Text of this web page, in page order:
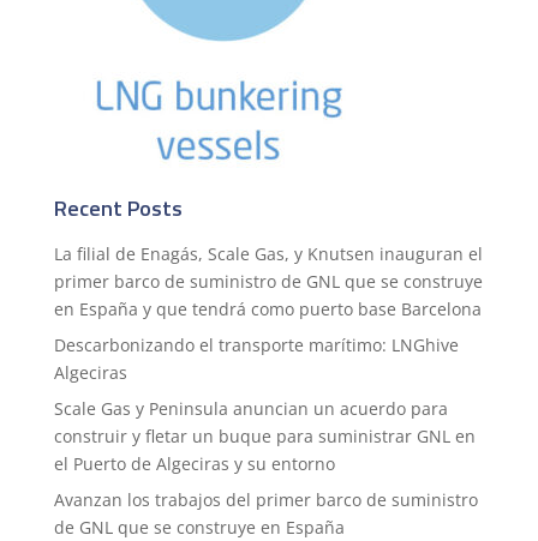
Recent Posts
La filial de Enagás, Scale Gas, y Knutsen inauguran el
primer barco de suministro de GNL que se construye
en España y que tendrá como puerto base Barcelona
Descarbonizando el transporte marítimo: LNGhive
Algeciras
Scale Gas y Peninsula anuncian un acuerdo para
construir y fletar un buque para suministrar GNL en
el Puerto de Algeciras y su entorno
Avanzan los trabajos del primer barco de suministro
de GNL que se construye en España